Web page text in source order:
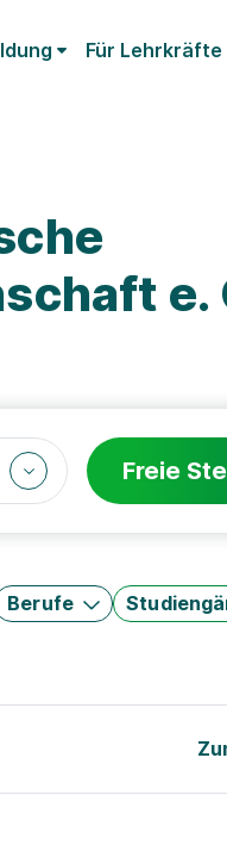
Für Lehrkräfte
e.
Freie
Berufe